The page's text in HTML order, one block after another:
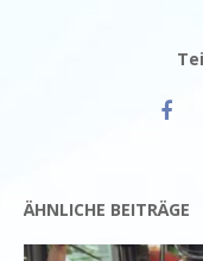
ÄHNLICHE BEITRÄGE